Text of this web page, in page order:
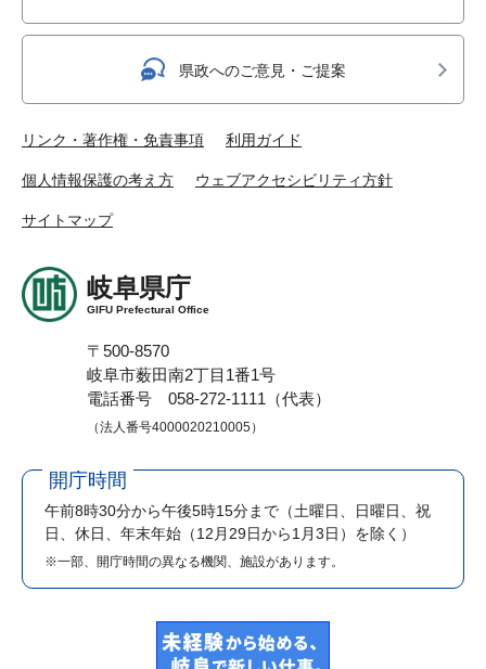
県政へのご意見・ご提案
リンク・著作権・免責事項 利用ガイド
個人情報保護の考え方 ウェブアクセシビリティ方針
サイトマップ
岐阜県庁
GIFU Prefectural Office
〒500-8570
岐阜市薮田南2丁目1番1号
電話番号 058-272-1111（代表）
（法人番号4000020210005）
開庁時間
午前8時30分から午後5時15分まで （土曜日、日曜日、祝
日、休日、年末年始（12月29日から1月3日）を除く）
※一部、開庁時間の異なる機関、施設があります。